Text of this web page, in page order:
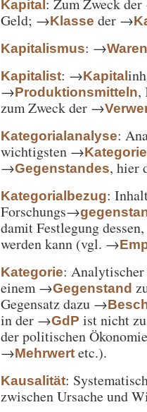
Kapital
Geld; →Klasse der →
Kapitalismus: →
Kapitalist: →Kapital
→Produktionsmitteln,
zum Zweck der →
Kategorialanalyse:
wichtigsten →
→Gegenstandes, hier
Kategorialbezug:
Forschungs→
damit Festlegung
werden kann (vgl. →
Kategorie:
einem →Gegenstand
Gegensatz dazu →
in der →GdP ist nicht
der politischen
→Mehrwert etc.).
Kausalität:
zwischen Ursache und